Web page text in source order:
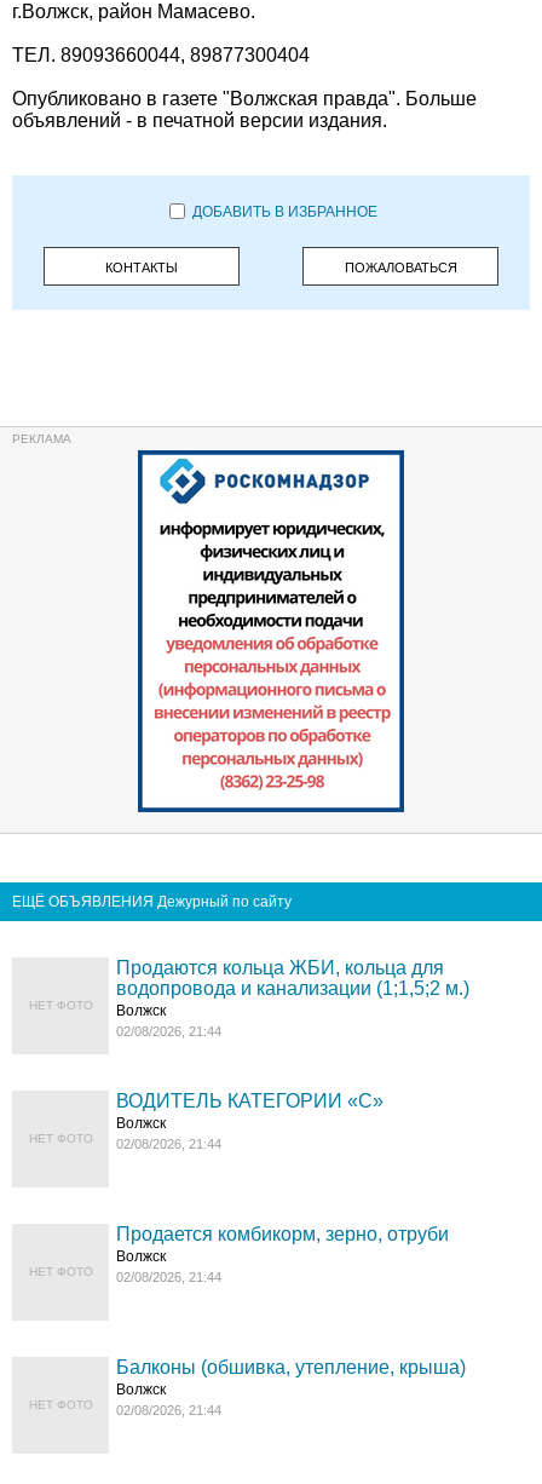
г.Волжск, район Мамасево.
ТЕЛ. 89093660044, 89877300404
Опубликовано в газете "Волжская правда". Больше
объявлений - в печатной версии издания.
ДОБАВИТЬ В ИЗБРАННОЕ
КОНТАКТЫ ПОЖАЛОВАТЬСЯ
ЕЩЁ ОБЪЯВЛЕНИЯ Дежурный по сайту
НЕТ ФОТО
Продаются кольца ЖБИ, кольца для
водопровода и канализации (1;1,5;2 м.)
Волжск
02/08/2026, 21:44
НЕТ ФОТО
ВОДИТЕЛЬ КАТЕГОРИИ «C»
Волжск
02/08/2026, 21:44
НЕТ ФОТО
Продается комбикорм, зерно, отруби
Волжск
02/08/2026, 21:44
НЕТ ФОТО
Балконы (обшивка, утепление, крыша)
Волжск
02/08/2026, 21:44